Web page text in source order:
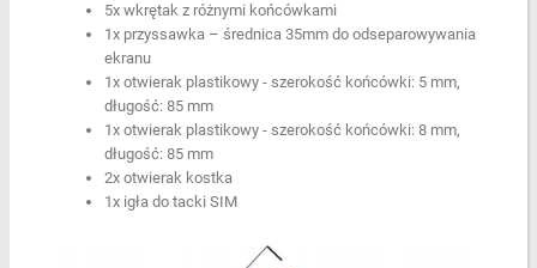
5x wkrętak z różnymi końcówkami
1x przyssawka – średnica 35mm do odseparowywania
ekranu
1x otwierak plastikowy - szerokość końcówki: 5 mm,
długość: 85 mm
1x otwierak plastikowy - szerokość końcówki: 8 mm,
długość: 85 mm
2x otwierak kostka
1x igła do tacki SIM